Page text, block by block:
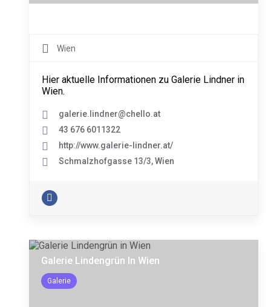
Wien
Hier aktuelle Informationen zu Galerie Lindner in
Wien.
galerie.lindner@chello.at
43 676 6011322
http://www.galerie-lindner.at/
Schmalzhofgasse 13/3, Wien
Galerie Lindengrün In Wien
Galerie